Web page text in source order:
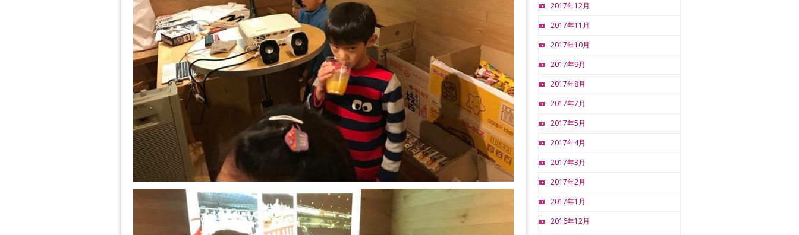
2017年12月
2017年11月
2017年10月
2017年9月
2017年8月
2017年7月
2017年5月
2017年4月
2017年3月
2017年2月
2017年1月
2016年12月